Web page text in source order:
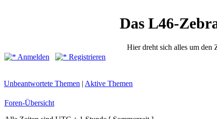
Das L46-
Hier dreht sich alles um den
Anmelden
Registrieren
Unbeantwortete Themen | Aktive Themen
Foren-Übersicht